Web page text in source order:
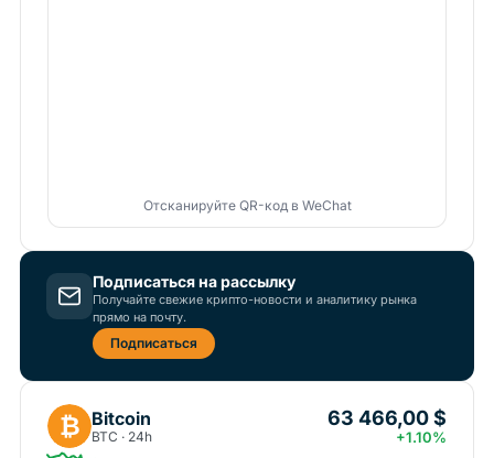
Отсканируйте QR-код в WeChat
Подписаться на рассылку
Получайте свежие крипто-новости и аналитику рынка
прямо на почту.
Подписаться
₿ Bitcoin
BTC · 24h
63 466,00 $
+1.10%